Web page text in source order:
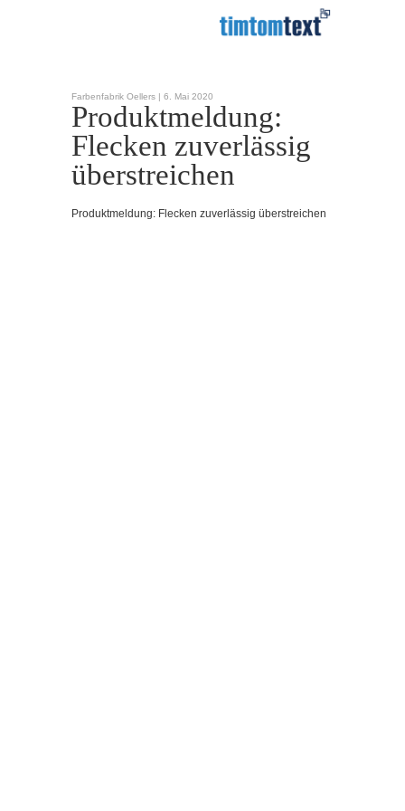
Farbenfabrik Oellers | 6. Mai 2020
Produktmeldung:
Flecken zuverlässig
überstreichen
Produktmeldung: Flecken zuverlässig überstreichen